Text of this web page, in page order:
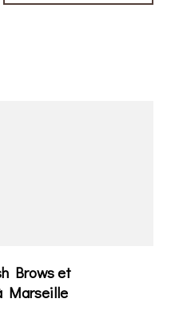
Brows et
Marseille